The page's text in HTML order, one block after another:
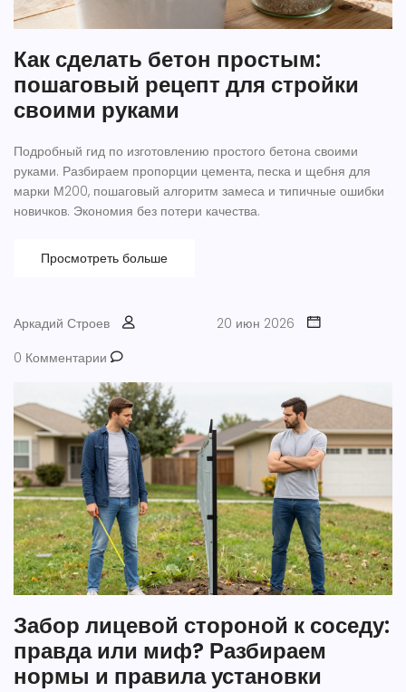
Как сделать бетон простым:
пошаговый рецепт для стройки
своими руками
Подробный гид по изготовлению простого бетона своими
руками. Разбираем пропорции цемента, песка и щебня для
марки М200, пошаговый алгоритм замеса и типичные ошибки
новичков. Экономия без потери качества.
Просмотреть больше
Аркадий Строев
20 июн 2026
0 Комментарии
Забор лицевой стороной к соседу:
правда или миф? Разбираем
нормы и правила установки